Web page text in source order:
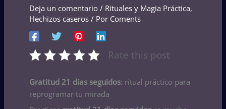
Deja un comentario / Rituales y Magia Práctica,
Hechizos caseros/ Por Coments
Rate this post
Gratitud 21 días seguidos: ritual práctico para
reprogramar tu mirada